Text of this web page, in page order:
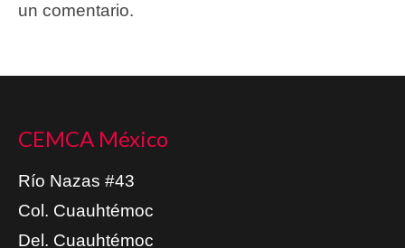
un comentario.
CEMCA México
Río Nazas #43
Col. Cuauhtémoc
Del. Cuauhtémoc